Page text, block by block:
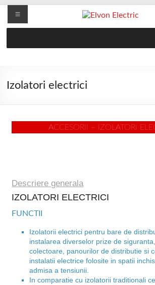
Izolatori electrici
ACCESORII – IZOLATORI
Descriere generala
IZOLATORI ELECTRICI
FUNCTII
Izolatorii electrici pentru bare de
instalarea diverselor prize de
colectoare, panourilor de distributie si
instalatii electrice folosite in spatii
admisa a tensiunii.
In comparatie cu izolatorii traditionali